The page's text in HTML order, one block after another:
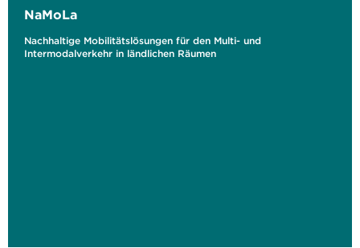
NaMoLa
Nachhaltige Mobilitätslösungen für den Multi- und
Intermodalverkehr in ländlichen Räumen